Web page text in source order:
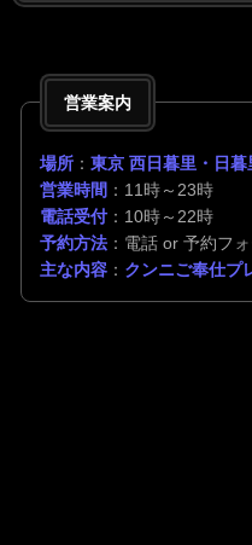
営業案内
場所 ： 東京 西日暮里・日暮
営業時間 ：11時～23時
電話受付：10時～22時
予約方法 ：電話 or 予約フ
主な内容 ： クンニご奉仕プ